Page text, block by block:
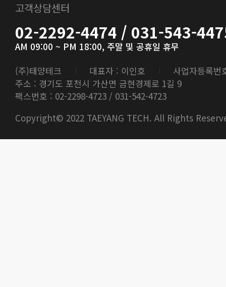
고객상담센터
02-2292-4474 / 031-543-
AM 09:00 ~ PM 18:00, 주말 및 공휴일 휴무
(주)태양테크
대표자 : 이인호
사업자등록번
주소 : 경기도 포천시 가산면 금현경제로 1길 9
팩스번호 : 02-2298-4723 / 031-542-4723
Copyright© 2022 TAEYANG TECH. All Rights